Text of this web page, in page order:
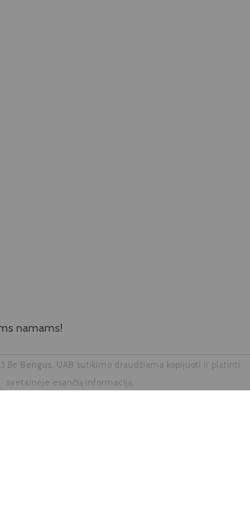
namams!
Be Bengus, UAB sutikimo draudžiama kopijuoti ir platinti
svetainėje esančią informaciją.